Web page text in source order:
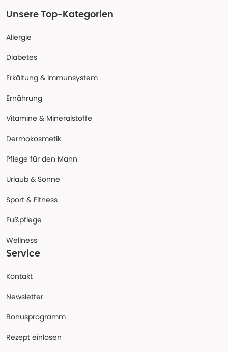
Unsere Top-Kategorien
Allergie
Diabetes
Erkältung & Immunsystem
Ernährung
Vitamine & Mineralstoffe
Dermokosmetik
Pflege für den Mann
Urlaub & Sonne
Sport & Fitness
Fußpflege
Wellness
Service
Kontakt
Newsletter
Bonusprogramm
Rezept einlösen